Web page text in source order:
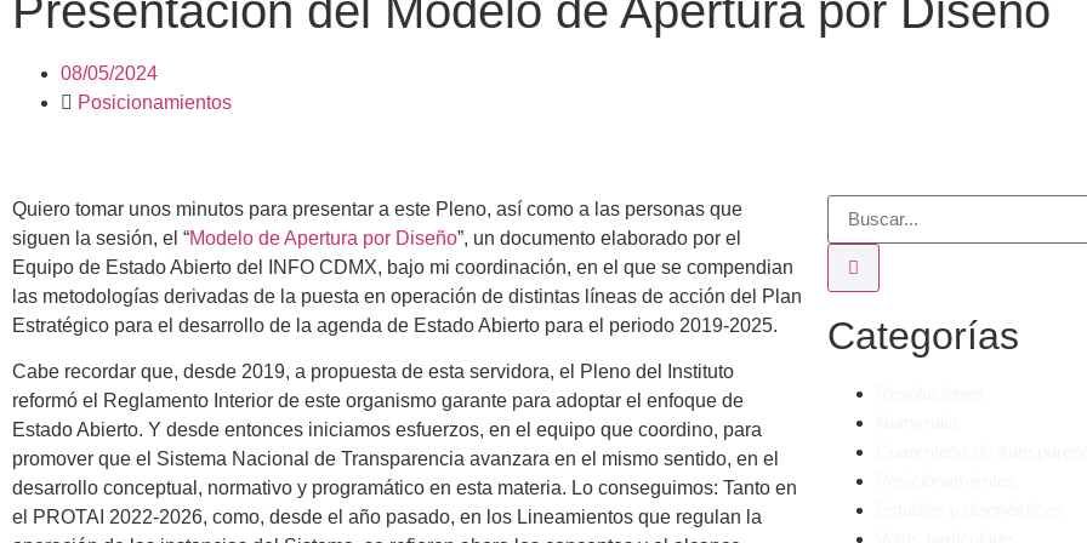
Presentación del Modelo de Apertura por Diseño
08/05/2024
Posicionamientos
Quiero tomar unos minutos para presentar a este Pleno, así como a las personas que
siguen la sesión, el “Modelo de Apertura por Diseño”, un documento elaborado por el
Equipo de Estado Abierto del INFO CDMX, bajo mi coordinación, en el que se compendian
las metodologías derivadas de la puesta en operación de distintas líneas de acción del Plan
Estratégico para el desarrollo de la agenda de Estado Abierto para el periodo 2019-2025.
Cabe recordar que, desde 2019, a propuesta de esta servidora, el Pleno del Instituto
reformó el Reglamento Interior de este organismo garante para adoptar el enfoque de
Estado Abierto. Y desde entonces iniciamos esfuerzos, en el equipo que coordino, para
promover que el Sistema Nacional de Transparencia avanzara en el mismo sentido, en el
desarrollo conceptual, normativo y programático en esta materia. Lo conseguimos: Tanto en
el PROTAI 2022-2026, como, desde el año pasado, en los Lineamientos que regulan la
Categorías